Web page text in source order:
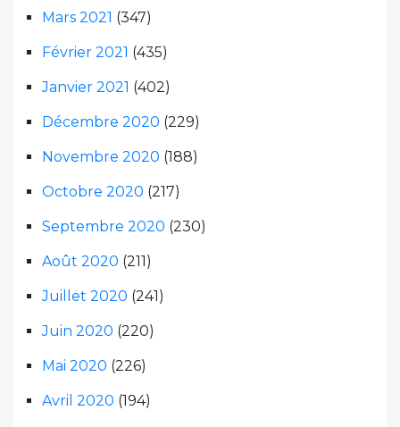
Mars 2021 (347)
Février 2021 (435)
Janvier 2021 (402)
Décembre 2020 (229)
Novembre 2020 (188)
Octobre 2020 (217)
Septembre 2020 (230)
Août 2020 (211)
Juillet 2020 (241)
Juin 2020 (220)
Mai 2020 (226)
Avril 2020 (194)